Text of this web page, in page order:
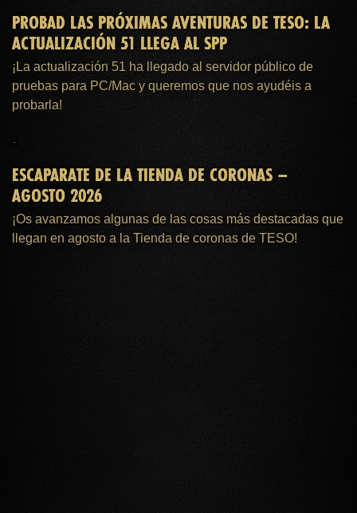
PROBAD LAS PRÓXIMAS AVENTURAS DE TESO: LA
ACTUALIZACIÓN 51 LLEGA AL SPP
¡La actualización 51 ha llegado al servidor público de
pruebas para PC/Mac y queremos que nos ayudéis a
probarla!
ESCAPARATE DE LA TIENDA DE CORONAS –
AGOSTO 2026
¡Os avanzamos algunas de las cosas más destacadas que
llegan en agosto a la Tienda de coronas de TESO!